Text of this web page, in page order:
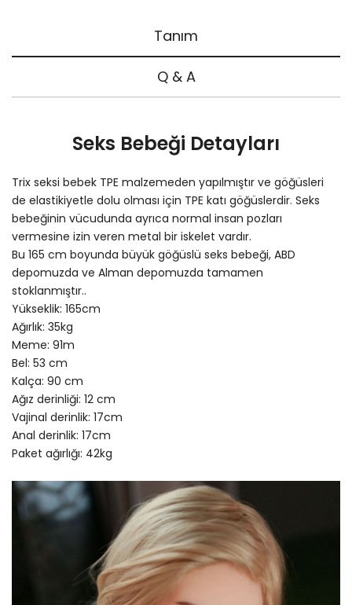
Tanım
Q & A
Seks Bebeği Detayları
Trix seksi bebek TPE malzemeden yapılmıştır ve göğüsleri
de elastikiyetle dolu olması için TPE katı göğüslerdir. Seks
bebeğinin vücudunda ayrıca normal insan pozları
vermesine izin veren metal bir iskelet vardır.
Bu 165 cm boyunda büyük göğüslü seks bebeği, ABD
depomuzda ve Alman depomuzda tamamen
stoklanmıştır..
Yükseklik: 165cm
Ağırlık: 35kg
Meme: 91m
Bel: 53 cm
Kalça: 90 cm
Ağız derinliği: 12 cm
Vajinal derinlik: 17cm
Anal derinlik: 17cm
Paket ağırlığı: 42kg
Video
Player